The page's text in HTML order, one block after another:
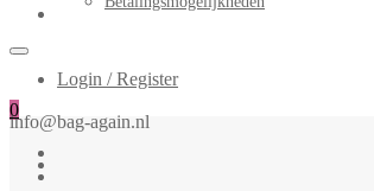
Login / Register
0
info@bag-again.nl